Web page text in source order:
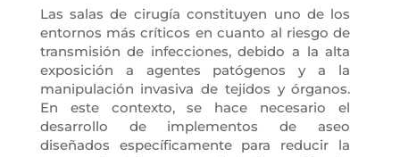
Las salas de cirugía constituyen uno de los
entornos más críticos en cuanto al riesgo de
transmisión de infecciones, debido a la alta
exposición a agentes patógenos y a la
manipulación invasiva de tejidos y órganos.
En este contexto, se hace necesario el
desarrollo de implementos de aseo
diseñados específicamente para reducir la